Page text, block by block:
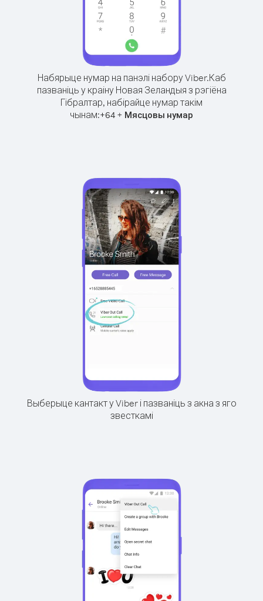
Набярыце нумар на панэлі набору Viber.Каб
пазваніць у краіну Новая Зеландыя з рэгіёна
Гібралтар, набірайце нумар такім
чынам:+64 + Мясцовы нумар
Выберыце кантакт у Viber і пазваніць з акна з яго
звесткамі